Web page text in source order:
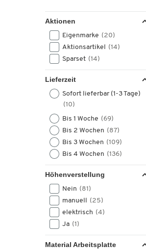
Aktionen
Eigenmarke (20)
Aktionsartikel (14)
Sparset (14)
Lieferzeit
Sofort lieferbar (1-3 Tage)
(10)
Bis 1 Woche (69)
Bis 2 Wochen (87)
Bis 3 Wochen (109)
Bis 4 Wochen (136)
Höhenverstellung
Nein (81)
manuell (25)
elektrisch (4)
Ja (1)
Material Arbeitsplatte